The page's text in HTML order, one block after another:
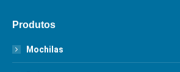
Produtos
Mochilas